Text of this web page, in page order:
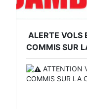
ALERTE VOLS
COMMIS SUR
ATTENTION
COMMIS SUR LA